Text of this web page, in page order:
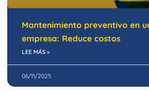
Mantenimiento preventivo en
empresa: Reduce costos
LEE MÁS »
06/11/2025